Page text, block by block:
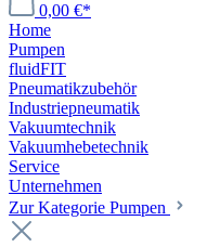
0,00 €*
Home
Pumpen
fluidFIT
Pneumatikzubehör
Industriepneumatik
Vakuumtechnik
Vakuumhebetechnik
Service
Unternehmen
Zur Kategorie Pumpen